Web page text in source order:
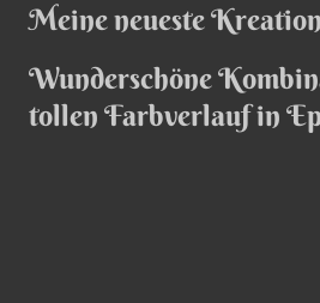
Meine neueste
Wunderschöne
tollen Farbverlauf in